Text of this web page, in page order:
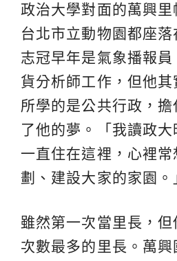
政治大學對面的萬興里
台北市立動物園都座
志冠早年是氣象播報員
貨分析師工作，但他
所學的是公共行政，擔
了他的夢。「我讀政
一直住在這裡，心裡
劃、建設大家的家園。
雖然第一次當里長，
次數最多的里長。萬